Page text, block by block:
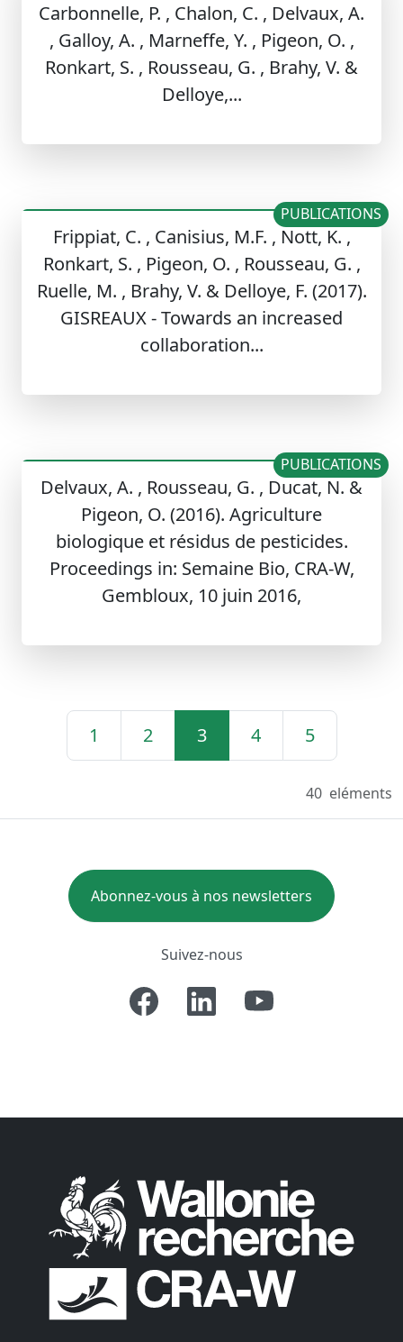
Carbonnelle, P. , Chalon, C. , Delvaux, A.
, Galloy, A. , Marneffe, Y. , Pigeon, O. ,
Ronkart, S. , Rousseau, G. , Brahy, V. &
Delloye,...
Frippiat, C. , Canisius, M.F. , Nott, K. ,
Ronkart, S. , Pigeon, O. , Rousseau, G. ,
Ruelle, M. , Brahy, V. & Delloye, F. (2017).
GISREAUX - Towards an increased
collaboration...
PUBLICATIONS
Delvaux, A. , Rousseau, G. , Ducat, N. &
Pigeon, O. (2016). Agriculture
biologique et résidus de pesticides.
Proceedings in: Semaine Bio, CRA-W,
Gembloux, 10 juin 2016,
PUBLICATIONS
1 2 3 4 5
40 eléments
Abonnez-vous à nos newsletters
Suivez-nous